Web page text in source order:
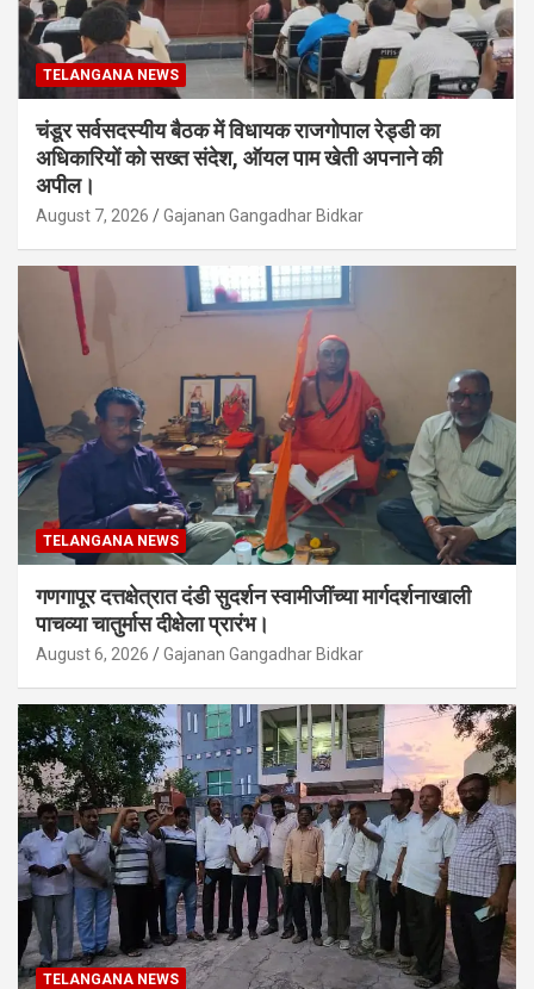
TELANGANA NEWS
चंडूर सर्वसदस्यीय बैठक में विधायक राजगोपाल रेड्डी का
अधिकारियों को सख्त संदेश, ऑयल पाम खेती अपनाने की
अपील।
August 7, 2026 Gajanan Gangadhar Bidkar
TELANGANA NEWS
गणगापूर दत्तक्षेत्रात दंडी सुदर्शन स्वामीजींच्या मार्गदर्शनाखाली
पाचव्या चातुर्मास दीक्षेला प्रारंभ।
August 6, 2026 Gajanan Gangadhar Bidkar
TELANGANA NEWS